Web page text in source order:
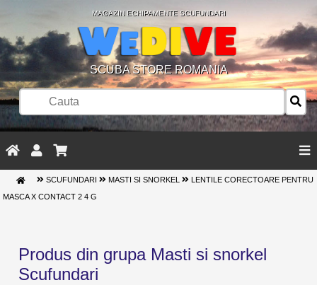
MAGAZIN ECHIPAMENTE SCUFUNDARI
SCUBA STORE ROMANIA
SCUFUNDARI MASTI SI SNORKEL LENTILE CORECTOARE PENTRU
MASCA X CONTACT 2 4 G
Produs din grupa Masti si snorkel
Scufundari